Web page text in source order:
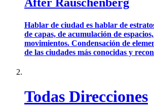
After Rauschenberg
Hablar de ciudad es hablar de
de capas, de acumulación de
movimientos. Condensación de
de las ciudades más conocidas y
Todas Direcciones